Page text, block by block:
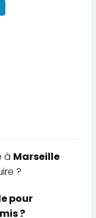
à Marseille
?
pour
?